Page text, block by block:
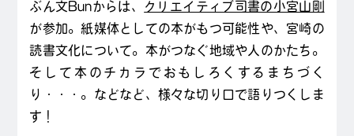
ぶん文Bunからは、
クリエイティブ司書の小宮山剛
が参加。紙媒体としての本がもつ可能性や、宮崎の
読書文化について。本がつなぐ地域や人のかたち。
そして本のチカラでおもしろくするまちづく
り・・・。などなど、様々な切り口で語りつくしま
す！